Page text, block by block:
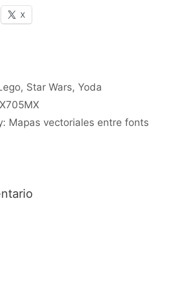
X
, Star Wars,Yoda
Mapas vectoriales entre fonts